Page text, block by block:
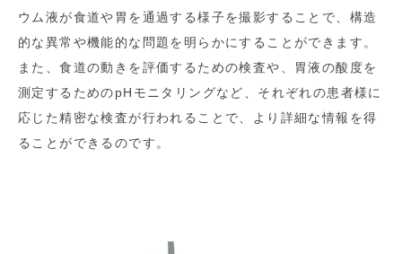
ウム液が食道や胃を通過する様子を撮影することで、構造
的な異常や機能的な問題を明らかにすることができます。
また、食道の動きを評価するための検査や、胃液の酸度を
測定するためのpHモニタリングなど、それぞれの患者様に
応じた精密な検査が行われることで、より詳細な情報を得
ることができるのです。